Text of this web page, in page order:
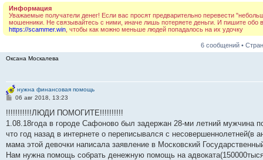
Информация
Уважаемые получатели денег! Если вас просят предварительно перевести
мошенники. Не связывайтесь с ними, иначе лишь потеряете деньги. И пишите
https://scammer.win , чтобы как можно меньше людей попадалось на их удочку
6 сообщений •
Оксана Москалева
нужна финансовая помощь
С
о
щ
е
и
е
06 авг 2018, 13:23
!!!!!!!!!!!ЛЮДИ ПОМОГИТЕ!!!!!!!!!!
1.08.18года в городе Сафоново был задержан 28-ми летний
что год назад в интернете о переписывался с несовершеннолетней(в
мама этой девочки написала заявление в Московский
Нам нужна помощь собрать денежную помощь на